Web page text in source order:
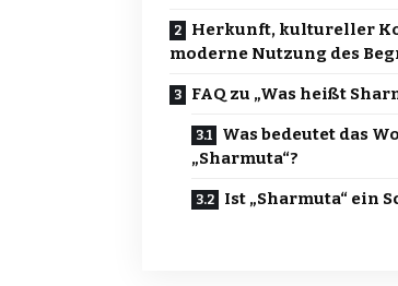
Herkunft, kultureller
moderne Nutzung des
FAQ zu „Was heißt
Was bedeutet das
„Sharmuta“?
Ist „Sharmuta“ ein